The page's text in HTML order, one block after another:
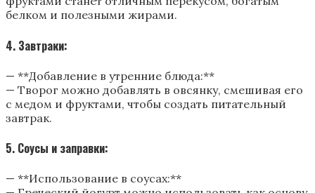
белком и полезными жирами.
4. Завтраки:
— **Добавление в утренние блюда:**
— Творог можно добавлять в овсянку, смешивая его
с медом и фруктами, чтобы создать питательный
завтрак.
5. Соусы и заправки:
— **Использование в соусах:**